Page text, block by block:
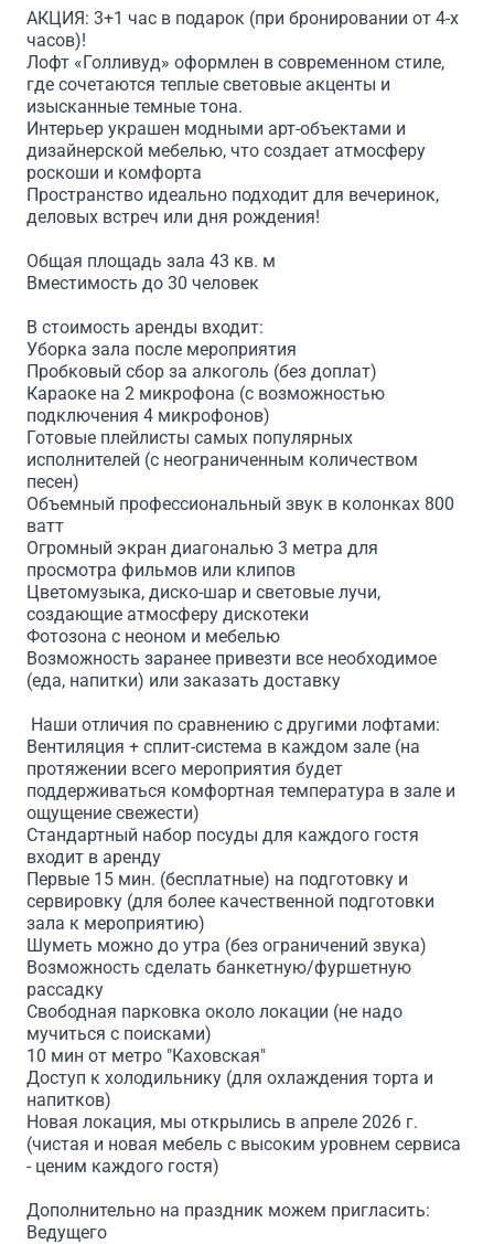
АКЦИЯ: 3+1 час в подарок (при бронировании от 4-х
часов)!
Лофт «Голливуд» оформлен в современном стиле,
где сочетаются теплые световые акценты и
изысканные темные тона.
Интерьер украшен модными арт-объектами и
дизайнерской мебелью, что создает атмосферу
роскоши и комфорта
Пространство идеально подходит для вечеринок,
деловых встреч или дня рождения!
Общая площадь зала 43 кв. м
Вместимость до 30 человек
В стоимость аренды входит:
Уборка зала после мероприятия
Пробковый сбор за алкоголь (без доплат)
Караоке на 2 микрофона (с возможностью
подключения 4 микрофонов)
Готовые плейлисты самых популярных
исполнителей (с неограниченным количеством
песен)
Объемный профессиональный звук в колонках 800
ватт
Огромный экран диагональю 3 метра для
просмотра фильмов или клипов
Цветомузыка, диско-шар и световые лучи,
создающие атмосферу дискотеки
Фотозона с неоном и мебелью
Возможность заранее привезти все необходимое
(еда, напитки) или заказать доставку
Наши отличия по сравнению с другими лофтами:
Вентиляция + сплит-система в каждом зале (на
протяжении всего мероприятия будет
поддерживаться комфортная температура в зале и
ощущение свежести)
Стандартный набор посуды для каждого гостя
входит в аренду
Первые 15 мин. (бесплатные) на подготовку и
сервировку (для более качественной подготовки
зала к мероприятию)
Шуметь можно до утра (без ограничений звука)
Возможность сделать банкетную/фуршетную
рассадку
Свободная парковка около локации (не надо
мучиться с поисками)
10 мин от метро "Каховская"
Доступ к холодильнику (для охлаждения торта и
напитков)
Новая локация, мы открылись в апреле 2026 г.
(чистая и новая мебель с высоким уровнем сервиса
- ценим каждого гостя)
Дополнительно на праздник можем пригласить:
Ведущего